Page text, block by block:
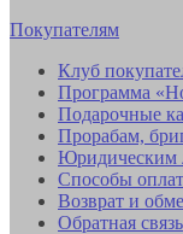
Покупателям
Клуб
Программа
Подарочные
Прорабам,
Юридическим
Способы
Возврат и
Обратная связь